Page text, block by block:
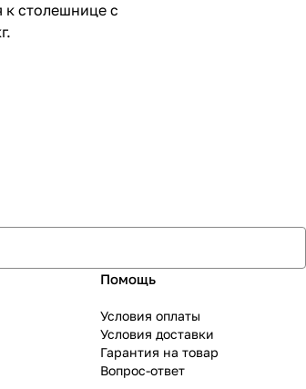
к столешнице с
Помощь
Условия оплаты
Условия доставки
Гарантия на товар
Вопрос-ответ